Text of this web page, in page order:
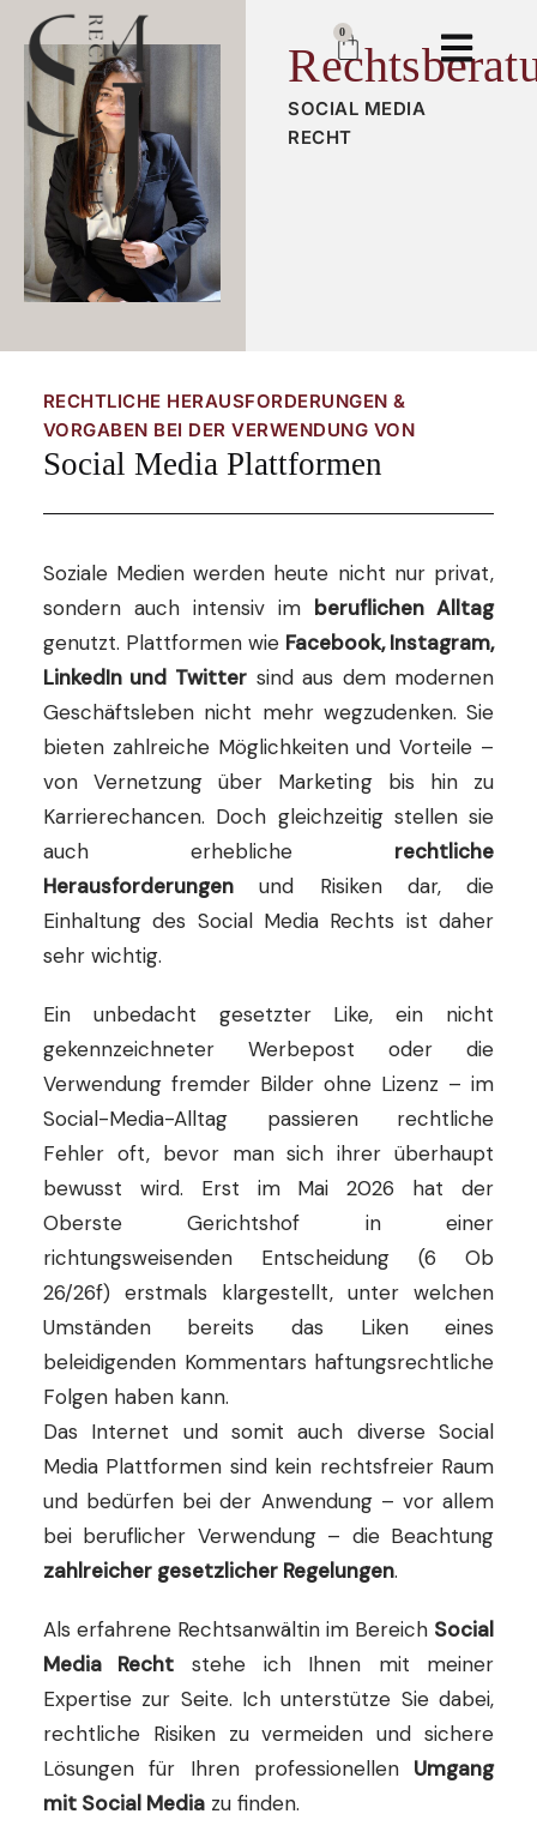
0
SOCIAL MEDIA
RECHT
RECHTLICHE HERAUSFORDERUNGEN &
VORGABEN BEI DER VERWENDUNG VON
Social Media Plattformen
Soziale Medien werden heute nicht nur privat,
sondern auch intensiv im beruflichen Alltag
genutzt. Plattformen wie Facebook, Instagram,
LinkedIn und Twittersind aus dem modernen
Geschäftsleben nicht mehr wegzudenken. Sie
bieten zahlreiche Möglichkeiten und Vorteile –
von Vernetzung über Marketing bis hin zu
Karrierechancen. Doch gleichzeitig stellen sie
auch erhebliche rechtliche
Herausforderungenund Risiken dar, die
Einhaltung des Social Media Rechts ist daher
sehr wichtig.
Ein unbedacht gesetzter Like, ein nicht
gekennzeichneter Werbepost oder die
Verwendung fremder Bilder ohne Lizenz – im
Social-Media-Alltag passieren rechtliche
Fehler oft, bevor man sich ihrer überhaupt
bewusst wird. Erst im Mai 2026 hat der
Oberste Gerichtshof in einer
richtungsweisenden Entscheidung (6 Ob
26/26f) erstmals klargestellt, unter welchen
Umständen bereits das Liken eines
beleidigenden Kommentars haftungsrechtliche
Folgen haben kann.
Das Internet und somit auch diverse Social
Media Plattformen sind kein rechtsfreier Raum
und bedürfen bei der Anwendung – vor allem
bei beruflicher Verwendung – die Beachtung
zahlreicher gesetzlicher Regelungen.
Als erfahrene Rechtsanwältin im Bereich Social
Media Recht stehe ich Ihnen mit meiner
Expertise zur Seite. Ich unterstütze Sie dabei,
rechtliche Risiken zu vermeiden und sichere
Lösungen für Ihren professionellen Umgang
mit Social Mediazu finden.